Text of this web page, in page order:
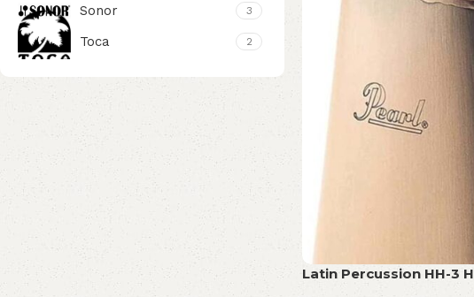
Sonor 3
Toca 2
Latin Percussion HH-3